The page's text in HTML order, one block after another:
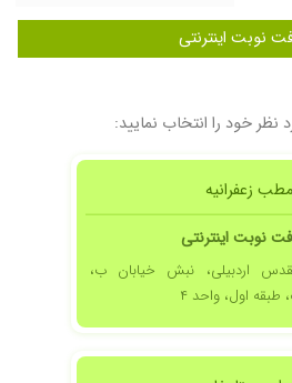
نوبت اینترنتی
خود را انتخاب نمایید:
مطب زعفرانیه
نوبت اینترنتی
اردبیلی، نبش خیابان ب،
اول، واحد ۴